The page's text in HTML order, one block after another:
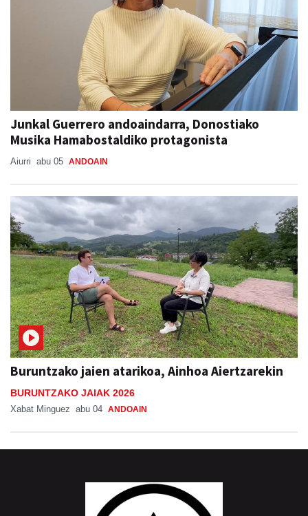
Junkal Guerrero andoaindarra, Donostiako
Musika Hamabostaldiko protagonista
Aiurri abu 05 ANDOAIN
Buruntzako jaien atarikoa, Ainhoa Aiertzarekin
BURUNTZAKO JAIAK 2026
Xabat Minguez abu 04 ANDOAIN